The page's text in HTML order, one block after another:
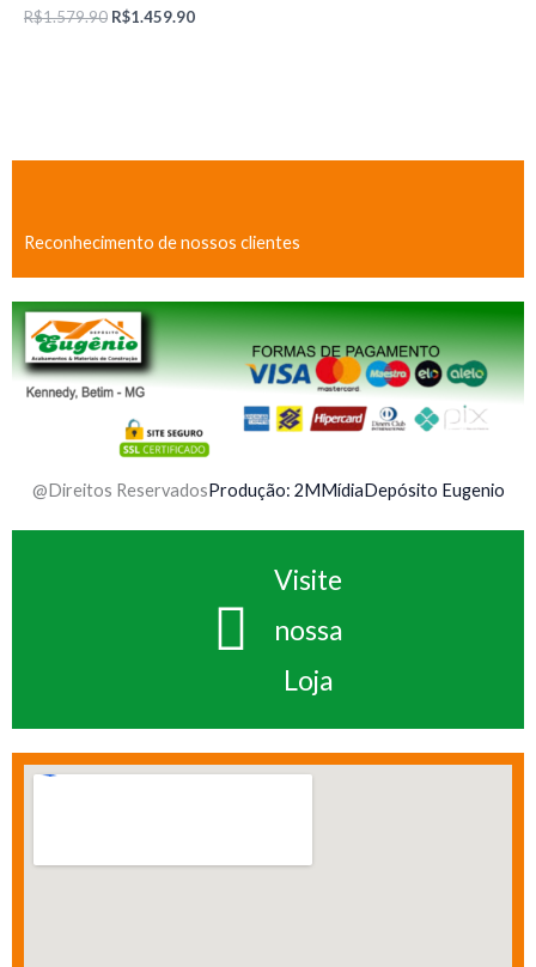
R$1.579.90 R$1.459.90
Reconhecimento de nossos clientes
@Direitos ReservadosProdução: 2MMídiaDepósito Eugenio
Visite
nossa
Loja